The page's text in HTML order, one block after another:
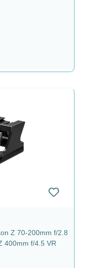
Z 70-200mm f/2.8
400mm f/4.5 VR